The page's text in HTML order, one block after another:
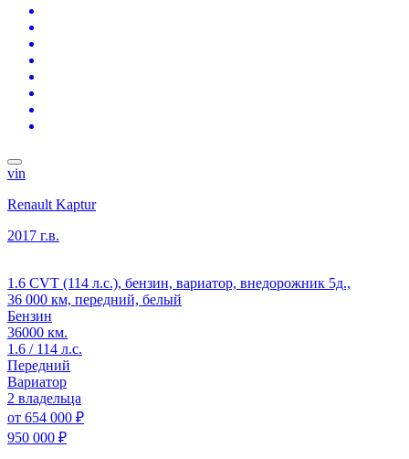
vin
Renault Kaptur
2017 г.в.
1.6 CVT (114 л.с.), бензин, вариатор, внедорожник 5д.,
36 000 км, передний, белый
Бензин
36000 км.
1.6 / 114 л.с.
Передний
Вариатор
2 владельца
от 654 000 ₽
950 000 ₽